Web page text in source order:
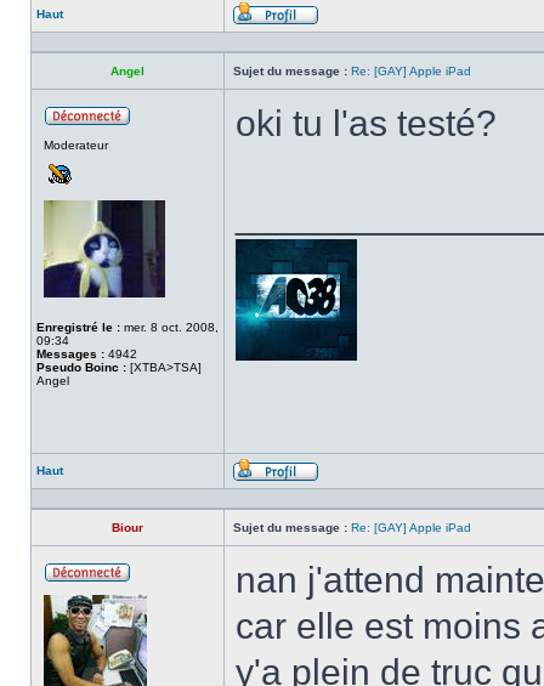
Haut
Profil
Angel Sujet du message : Re: [GAY] Apple iPad
Moderateur
Enregistré le : mer. 8 oct. 2008,
09:34
Messages : 4942
Pseudo Boinc : [XTBA>TSA]
Angel
oki tu l'as testé?
Haut
Profil
Biour Sujet du message : Re: [GAY] Apple iPad
ligne
nan j'attend
car elle est moins
y'a plein de truc